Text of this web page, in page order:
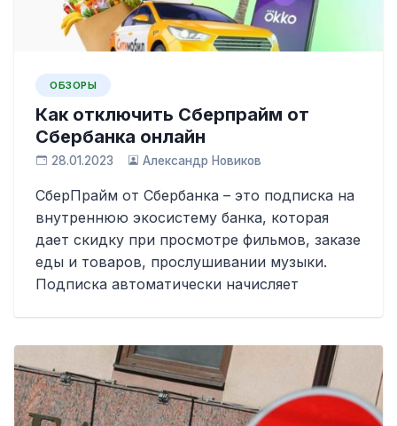
ОБЗОРЫ
Как отключить Сберпрайм от
Сбербанка онлайн
28.01.2023 Александр Новиков
СберПрайм от Сбербанка – это подписка на
внутреннюю экосистему банка, которая
дает скидку при просмотре фильмов, заказе
еды и товаров, прослушивании музыки.
Подписка автоматически начисляет